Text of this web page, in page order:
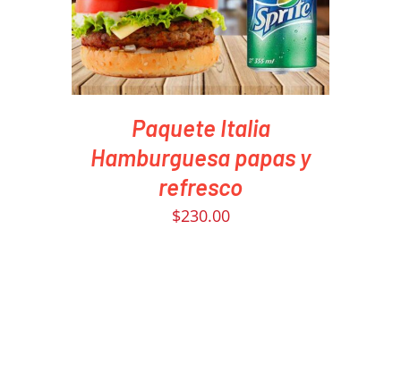
Paquete Italia
Hamburguesa papas y
refresco
$230.00